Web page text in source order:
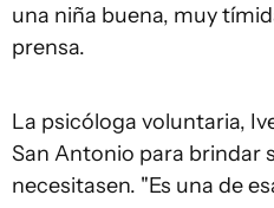
una niña buena, muy
prensa.
La psicóloga voluntaria,
San Antonio para brindar
necesitasen. "Es una de